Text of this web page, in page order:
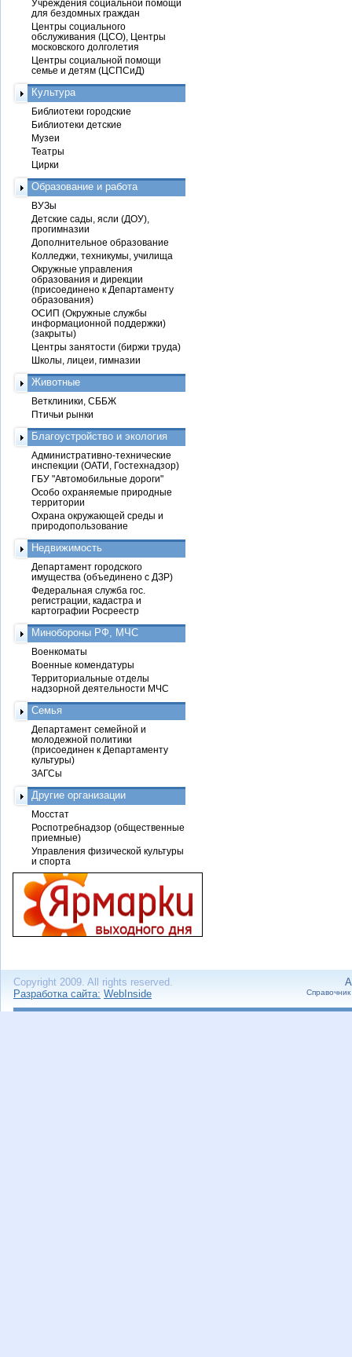
Учреждения социальной помощи
для бездомных граждан
Центры социального
обслуживания (ЦСО), Центры
московского долголетия
Центры социальной помощи
семье и детям (ЦСПСиД)
Культура
Библиотеки городские
Библиотеки детские
Музеи
Театры
Цирки
Образование и работа
ВУЗы
Детские сады, ясли (ДОУ),
прогимназии
Дополнительное образование
Колледжи, техникумы, училища
Окружные управления
образования и дирекции
(присоединено к Департаменту
образования)
ОСИП (Окружные службы
информационной поддержки)
(закрыты)
Центры занятости (биржи труда)
Школы, лицеи, гимназии
Животные
Ветклиники, СББЖ
Птичьи рынки
Благоустройство и экология
Административно-технические
инспекции (ОАТИ, Гостехнадзор)
ГБУ "Автомобильные дороги"
Особо охраняемые природные
территории
Охрана окружающей среды и
природопользование
Недвижимость
Департамент городского
имущества (объединено с ДЗР)
Федеральная служба гос.
регистрации, кадастра и
картографии Росреестр
Минобороны РФ, МЧС
Военкоматы
Военные комендатуры
Территориальные отделы
надзорной деятельности МЧС
Семья
Департамент семейной и
молодежной политики
(присоединен к Департаменту
культуры)
ЗАГСы
Другие организации
Мосстат
Роспотребнадзор (общественные
приемные)
Управления физической культуры
и спорта
Copyright 2009. All rights reserved.
Разработка сайта: WebInside